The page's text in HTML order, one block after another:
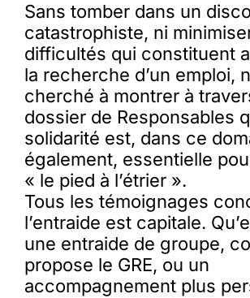
Sans tomber dans un
catastrophiste, ni
difficultés qui constituent
la recherche d’un emploi,
cherché à montrer à
dossier de Responsables
solidarité est, dans ce
également, essentielle
« le pied à l’étrier ».
Tous les témoignages
l’entraide est capitale.
une entraide de groupe,
propose le GRE, ou un
accompagnement plus